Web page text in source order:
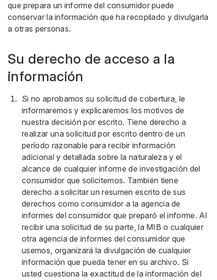
que prepara un informe del consumidor puede
conservar la información que ha recopilado y divulgarla
a otras personas.
Su derecho de acceso a la
información
Si no aprobamos su solicitud de cobertura, le
informaremos y explicaremos los motivos de
nuestra decisión por escrito. Tiene derecho a
realizar una solicitud por escrito dentro de un
período razonable para recibir información
adicional y detallada sobre la naturaleza y el
alcance de cualquier informe de investigación del
consumidor que solicitemos. También tiene
derecho a solicitar un resumen escrito de sus
derechos como consumidor a la agencia de
informes del consumidor que preparó el informe. Al
recibir una solicitud de su parte, la MIB o cualquier
otra agencia de informes del consumidor que
usemos, organizará la divulgación de cualquier
información que pueda tener en su archivo. Si
usted cuestiona la exactitud de la información del